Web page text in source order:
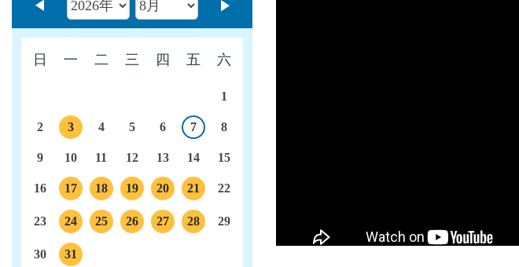
上個月
日 一 二 三 四 五 六
1
2
3
4 5 6
7
8
9 10 11 12 13 14 15
16
17
議程
18
議程
19
議程
20
議程
21
議程
22
23
24
議程
25
26
27
28
29
30
31